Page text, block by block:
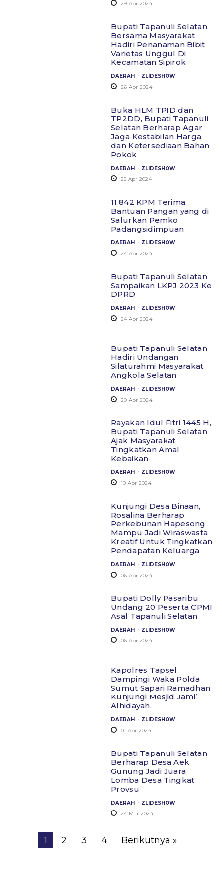
29 Apr 2024
Bupati Tapanuli Selatan
Bersama Masyarakat
Hadiri Penanaman Bibit
Varietas Unggul Di
Kecamatan Sipirok
DAERAH . ZLIDESHOW
26 Apr 2024
Buka HLM TPID dan
TP2DD, Bupati Tapanuli
Selatan Berharap Agar
Jaga Kestabilan Harga
dan Ketersediaan Bahan
Pokok
DAERAH . ZLIDESHOW
25 Apr 2024
11.842 KPM Terima
Bantuan Pangan yang di
Salurkan Pemko
Padangsidimpuan
DAERAH . ZLIDESHOW
24 Apr 2024
Bupati Tapanuli Selatan
Sampaikan LKPJ 2023 Ke
DPRD
DAERAH . ZLIDESHOW
24 Apr 2024
Bupati Tapanuli Selatan
Hadiri Undangan
Silaturahmi Masyarakat
Angkola Selatan
DAERAH . ZLIDESHOW
20 Apr 2024
Rayakan Idul Fitri 1445 H,
Bupati Tapanuli Selatan
Ajak Masyarakat
Tingkatkan Amal
Kebaikan
DAERAH . ZLIDESHOW
10 Apr 2024
Kunjungi Desa Binaan,
Rosalina Berharap
Perkebunan Hapesong
Mampu Jadi Wiraswasta
Kreatif Untuk Tingkatkan
Pendapatan Keluarga
DAERAH . ZLIDESHOW
06 Apr 2024
Bupati Dolly Pasaribu
Undang 20 Peserta CPMI
Asal Tapanuli Selatan
DAERAH . ZLIDESHOW
06 Apr 2024
Kapolres Tapsel
Dampingi Waka Polda
Sumut Sapari Ramadhan
Kunjungi Mesjid Jami’
Alhidayah.
DAERAH . ZLIDESHOW
01 Apr 2024
Bupati Tapanuli Selatan
Berharap Desa Aek
Gunung Jadi Juara
Lomba Desa Tingkat
Provsu
DAERAH . ZLIDESHOW
24 Mar 2024
1 2 3 4 Berikutnya »